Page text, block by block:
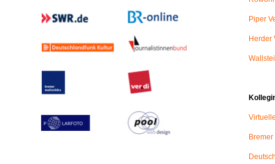
Piper
Herder